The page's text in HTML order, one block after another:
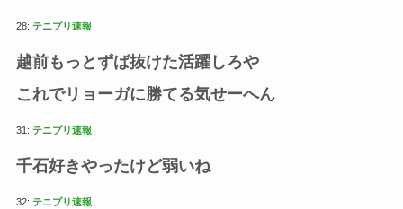
28: テニプリ速報
越前もっとずば抜けた活躍しろや
これでリョーガに勝てる気せーへん
31: テニプリ速報
千石好きやったけど弱いね
32: テニプリ速報